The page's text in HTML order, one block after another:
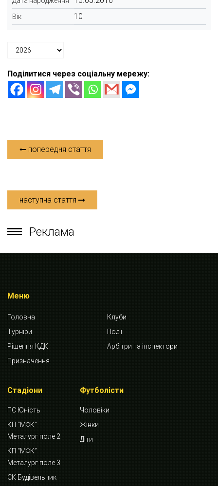
Вік 10
Поділитися через соціальну мережу:
попередня стаття
наступна стаття
Реклама
Меню
Головна
Клуби
Турніри
Події
Рішення КДК
Арбітри та інспектори
Призначення
Стадіони
ПС Юність
КП “МФК”
Металург поле 2
КП “МФК”
Металург поле 3
СК Будівельник
Футболісти
Чоловіки
Жінки
Діти